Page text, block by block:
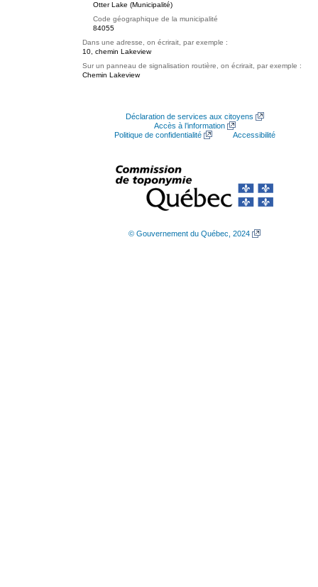
Otter Lake (Municipalité)
Code géographique de la municipalité
84055
Dans une adresse, on écrirait, par exemple :
10, chemin Lakeview
Sur un panneau de signalisation routière, on écrirait, par exemple :
Chemin Lakeview
Déclaration de services aux citoyens
Accès à l’information
Politique de confidentialité
Accessibilité
© Gouvernement du Québec, 2024